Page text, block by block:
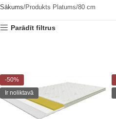
Sākums Produkts Platums 80 cm
Parādīt filtrus
-50%
Ir noliktavā